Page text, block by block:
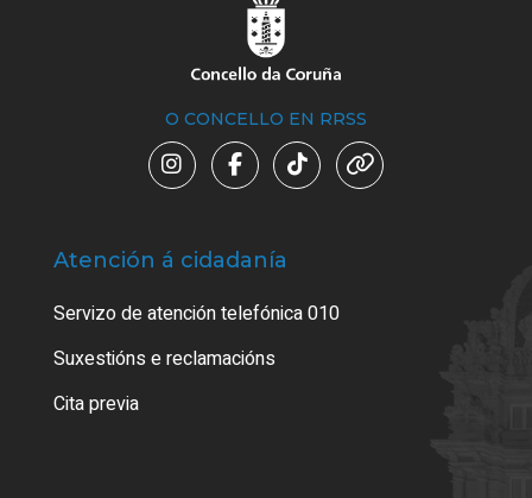
O CONCELLO EN RRSS
Atención á cidadanía
Servizo de atención telefónica 010
Suxestións e reclamacións
Cita previa